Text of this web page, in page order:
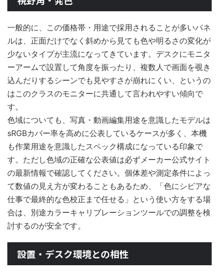
一般的に、この価格帯・用途で採用されることが多いパネ
ルは、正面だけでなく斜めから見ても色や明るさの変化が
少ないタイプが主流になってきています。デスクにモニタ
ーアームで設置して角度を振ったり、複数人で画面を覗き
込んだりするシーンでも見やすさが崩れにくい、というの
はこのクラスのモニターに共通して言われやすい傾向で
す。
色域についても、写真・動画編集用途を意識したモデルは
sRGBカバー率を高めに公表しているケースが多く、本機
も作業用途を意識したスペック構成になっている印象で
す。ただし色域の正確な公表値は必ずメーカー公式サイト
の最新情報で確認してください。個体差や測定条件によっ
て数値の見え方が変わることもあるため、「色にシビアな
仕事で最終的な色校正まで任せる」という使い方をする場
合は、別途カラーキャリブレーションツールでの調整を検
討するのが安全です。
設置・デスク環境との相性